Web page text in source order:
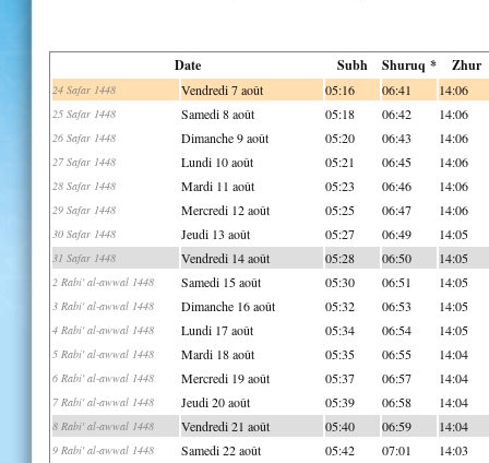
Date Subh Shuruq * Zhur
24 Safar 1448 Vendredi 7 août 05:16 06:41 14:06
25 Safar 1448 Samedi 8 août 05:18 06:42 14:06
26 Safar 1448 Dimanche 9 août 05:20 06:43 14:06
27 Safar 1448 Lundi 10 août 05:21 06:45 14:06
28 Safar 1448 Mardi 11 août 05:23 06:46 14:06
29 Safar 1448 Mercredi 12 août 05:25 06:47 14:06
30 Safar 1448 Jeudi 13 août 05:27 06:49 14:05
31 Safar 1448 Vendredi 14 août 05:28 06:50 14:05
2 Rabi' al-awwal 1448 Samedi 15 août 05:30 06:51 14:05
3 Rabi' al-awwal 1448 Dimanche 16 août 05:32 06:53 14:05
4 Rabi' al-awwal 1448 Lundi 17 août 05:34 06:54 14:05
5 Rabi' al-awwal 1448 Mardi 18 août 05:35 06:55 14:04
6 Rabi' al-awwal 1448 Mercredi 19 août 05:37 06:57 14:04
7 Rabi' al-awwal 1448 Jeudi 20 août 05:39 06:58 14:04
8 Rabi' al-awwal 1448 Vendredi 21 août 05:40 06:59 14:04
9 Rabi' al-awwal 1448 Samedi 22 août 05:42 07:01 14:03